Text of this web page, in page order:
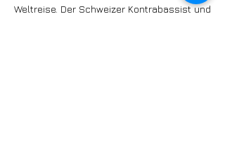
Weltreise. Der Schweizer Kontrabassist und